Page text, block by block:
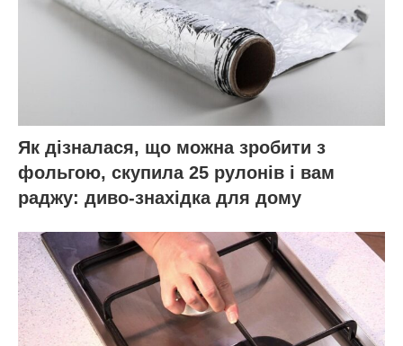
Як дізналася, що можна зробити з
фольгою, скупила 25 рулонів і вам
раджу: диво-знахідка для дому